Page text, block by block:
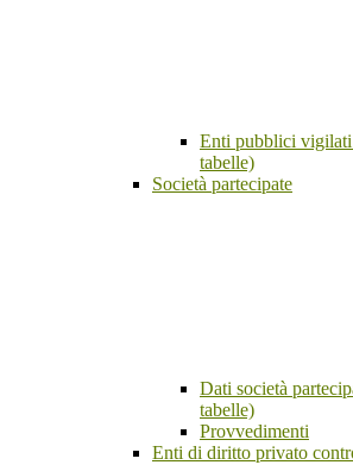
Enti pubblici
tabelle)
Società partecipate
Dati società
tabelle)
Provvedimenti
Enti di diritto privato